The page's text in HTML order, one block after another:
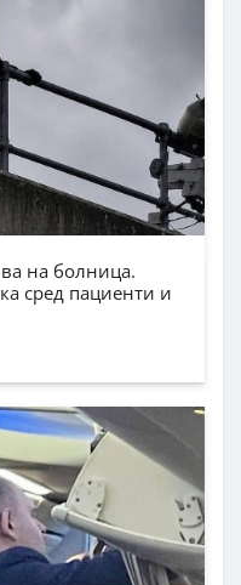
на болница.
сред пациенти и